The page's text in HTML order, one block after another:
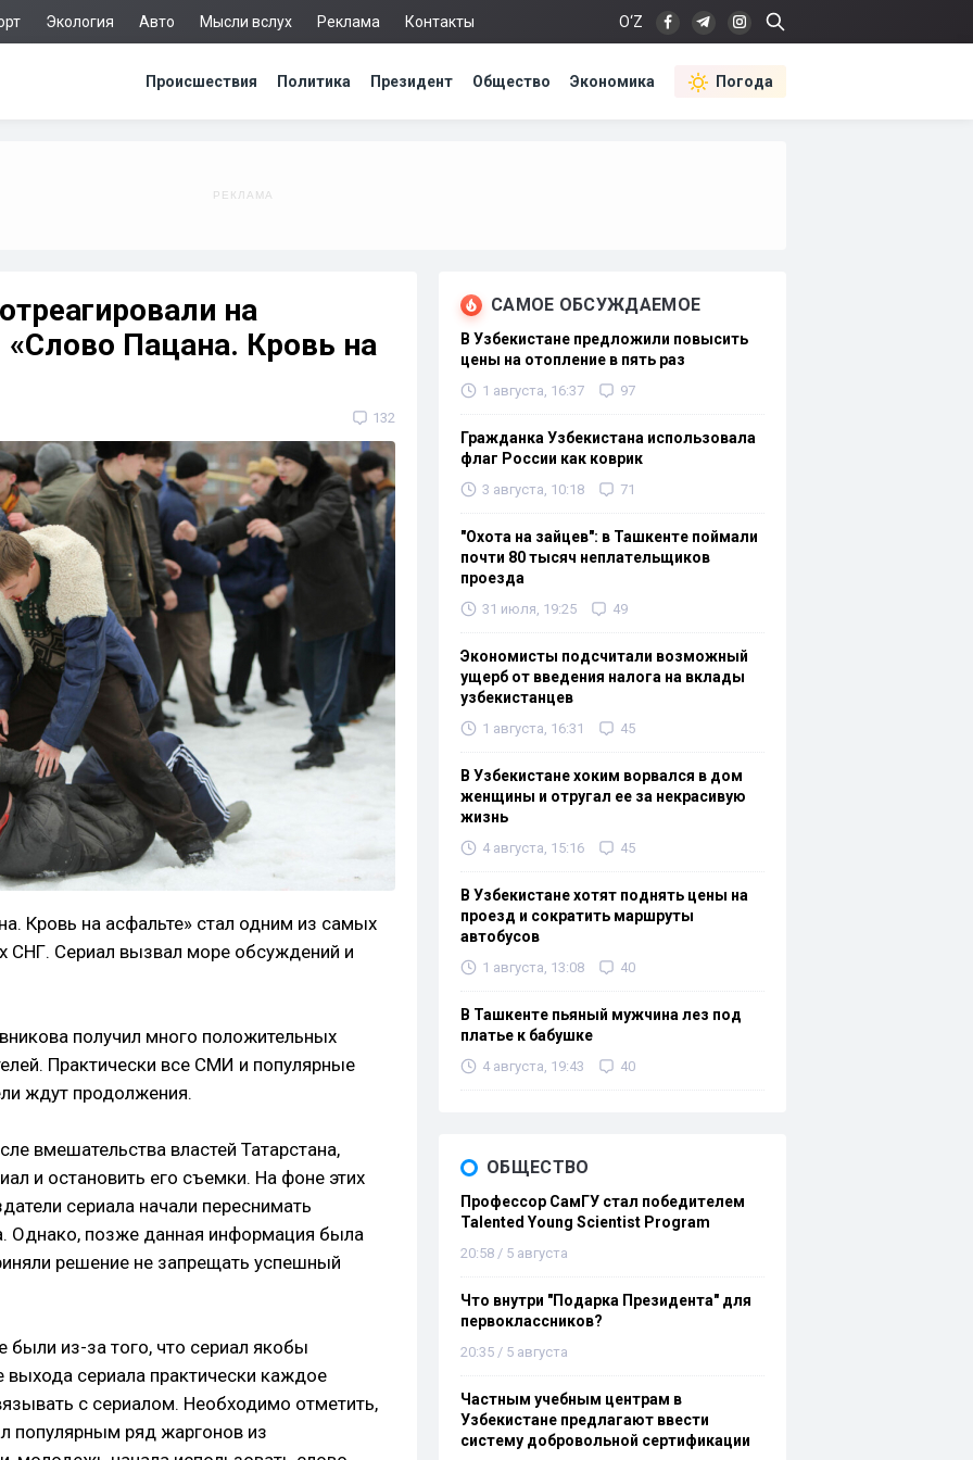
Экология Авто Мысли вслух Реклама Контакты O‘Z
Происшествия Политика Президент Общество Экономика Погода
на
«Слово Пацана. Кровь на
132
Кровь на асфальте» стал одним из самых
СНГ. Сериал вызвал море обсуждений и
получил много положительных
Практически все СМИ и популярные
ждут продолжения.
вмешательства властей Татарстана,
и остановить его съемки. На фоне этих
сериала начали переснимать
Однако, позже данная информация была
решение не запрещать успешный
из-за того, что сериал якобы
выхода сериала практически каждое
с сериалом. Необходимо отметить,
популярным ряд жаргонов из
САМОЕ ОБСУЖДАЕМОЕ
В Узбекистане предложили повысить
цены на отопление в пять раз
1 августа, 16:37 97
Гражданка Узбекистана использовала
флаг России как коврик
3 августа, 10:18 71
"Охота на зайцев": в Ташкенте поймали
почти 80 тысяч неплательщиков
проезда
31 июля, 19:25 49
Экономисты подсчитали возможный
ущерб от введения налога на вклады
узбекистанцев
1 августа, 16:31 45
В Узбекистане хоким ворвался в дом
женщины и отругал ее за некрасивую
жизнь
4 августа, 15:16 45
В Узбекистане хотят поднять цены на
проезд и сократить маршруты
автобусов
1 августа, 13:08 40
В Ташкенте пьяный мужчина лез под
платье к бабушке
4 августа, 19:43 40
ОБЩЕСТВО
Профессор СамГУ стал победителем
Talented Young Scientist Program
20:58 / 5 августа
Что внутри "Подарка Президента" для
первоклассников?
20:35 / 5 августа
Частным учебным центрам в
Узбекистане предлагают ввести
систему добровольной сертификации